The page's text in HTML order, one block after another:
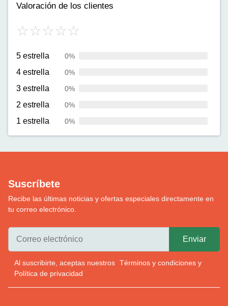
Valoración de los clientes
5 estrella 0%
4 estrella 0%
3 estrella 0%
2 estrella 0%
1 estrella 0%
Suscríbete
Recibe las últimas noticias y ofertas especiales directamente en
tu correo electrónico.
Al suscribirte, aceptas nuestros Términos y condiciones y
Política de privacidad